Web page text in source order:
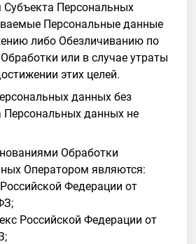
Субъекта Персональных
Персональные данные
либо Обезличиванию по
или в случае утраты
этих целей.
данных без
Персональных данных не
Обработки
Оператором являются:
Федерации от
Российской Федерации от